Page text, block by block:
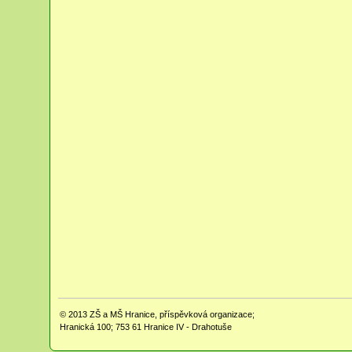
© 2013 ZŠ a MŠ Hranice, příspěvková organizace;
Hranická 100; 753 61 Hranice IV - Drahotuše